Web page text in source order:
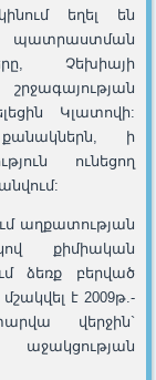
եղել են
պատրաստման
Չեխիայի
Կլատովի:
քանակներն, ի
ունեցող
աղքատության
քիմիական
ձեռք բերված
է 2009թ.-
վերջին`